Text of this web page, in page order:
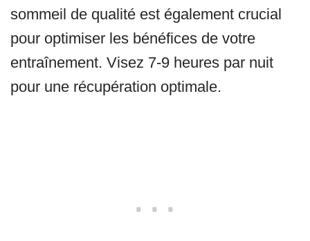
sommeil de qualité est également crucial
pour optimiser les bénéfices de votre
entraînement. Visez 7-9 heures par nuit
pour une récupération optimale.